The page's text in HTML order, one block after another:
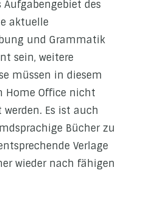
des
aktuelle
und Grammatik
sein, weitere
müssen in diesem
Home Office nicht
Es ist auch
Bücher zu
Verlage
wieder nach fähigen